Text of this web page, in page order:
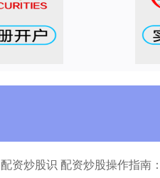
配资炒股识 配资炒股操作指南